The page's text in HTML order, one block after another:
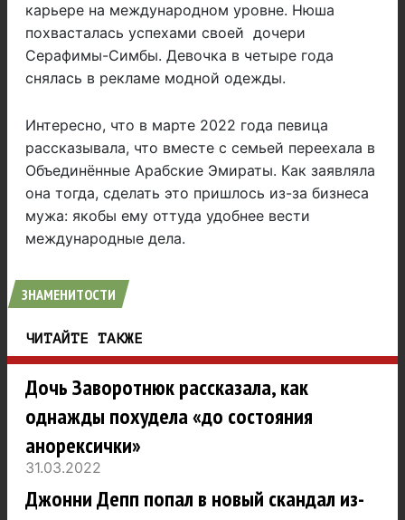
карьере на международном уровне. Нюша
похвасталась успехами своей дочери
Серафимы-Симбы. Девочка в четыре года
снялась в рекламе модной одежды.
Интересно, что в марте 2022 года певица
рассказывала, что вместе с семьей переехала в
Объединённые Арабские Эмираты. Как заявляла
она тогда, сделать это пришлось из-за бизнеса
мужа: якобы ему оттуда удобнее вести
международные дела.
ЗНАМЕНИТОСТИ
ЧИТАЙТЕ ТАКЖЕ
Дочь Заворотнюк рассказала, как
однажды похудела «до состояния
анорексички»
31.03.2022
Джонни Депп попал в новый скандал из-